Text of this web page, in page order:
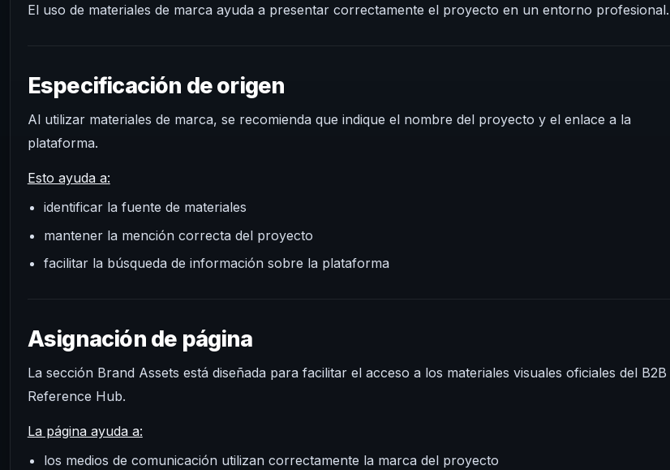
El uso de materiales de marca ayuda a presentar correctamente el proyecto en un entorno profesional.
Especificación de origen
Al utilizar materiales de marca, se recomienda que indique el nombre del proyecto y el enlace a la
plataforma.
Esto ayuda a:
identificar la fuente de materiales
mantener la mención correcta del proyecto
facilitar la búsqueda de información sobre la plataforma
Asignación de página
La sección Brand Assets está diseñada para facilitar el acceso a los materiales visuales oficiales del B2B
Reference Hub.
La página ayuda a:
los medios de comunicación utilizan correctamente la marca del proyecto